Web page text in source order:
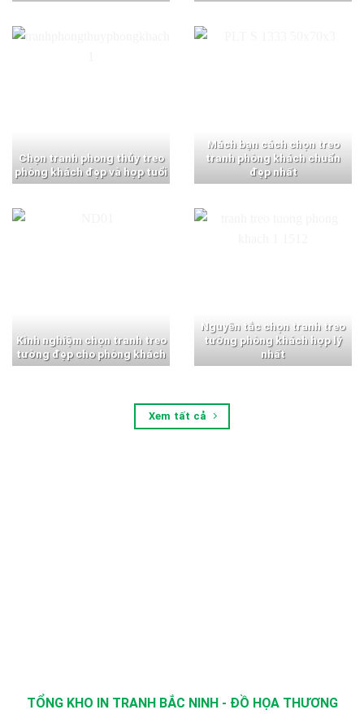
Chọn tranh phong thủy treo
phòng khách đẹp và hợp tuổi
Mách bạn cách chọn treo
tranh phòng khách chuẩn
đẹp nhất
Kinh nghiệm chọn tranh treo
tường đẹp cho phòng khách
Nguyên tắc chọn tranh treo
tường phòng khách hợp lý
nhất
Xem tất cả
TỔNG KHO IN TRANH BẮC NINH - ĐỒ HỌA THƯƠNG